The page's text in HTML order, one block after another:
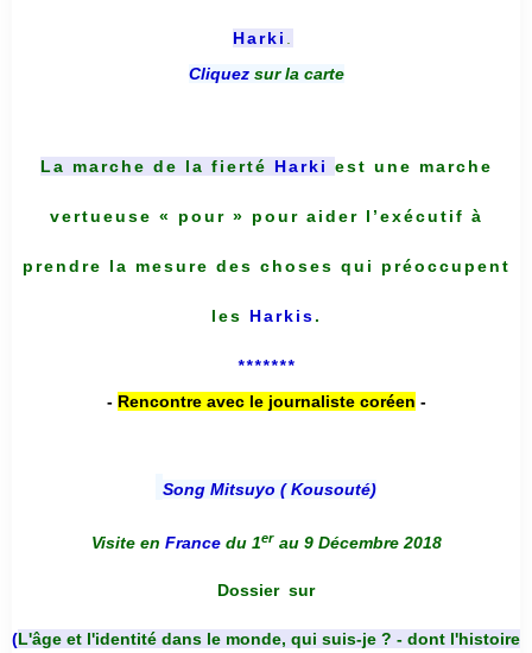
Harki .
Cliquez sur la carte
La marche de la fierté Harki est une marche
vertueuse « pour » pour aider l’exécutif à
prendre la mesure des choses qui préoccupent
les Harkis.
*******
- Rencontre avec le journaliste coréen -
Song Mitsuyo ( Kousouté)
Visite en France du 1er au 9 Décembre 2018
Dossier sur
(L'âge et l'identité dans le monde, qui suis-je ? - dont l'histoire